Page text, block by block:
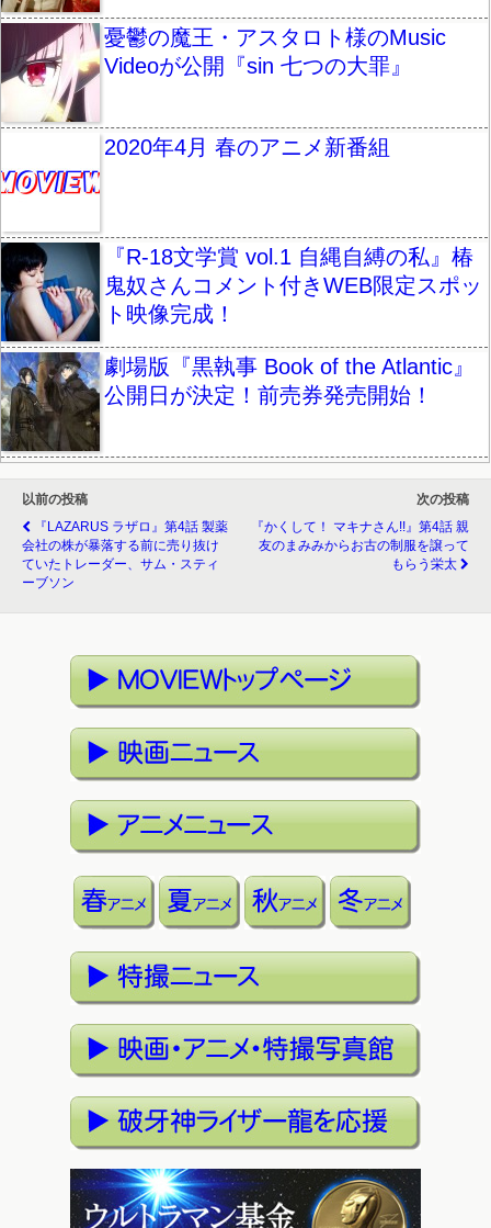
憂鬱の魔王・アスタロト様のMusic
Videoが公開『sin 七つの大罪』
2020年4月 春のアニメ新番組
『R-18文学賞 vol.1 自縄自縛の私』椿
鬼奴さんコメント付きWEB限定スポッ
ト映像完成！
劇場版『黒執事 Book of the Atlantic』
公開日が決定！前売券発売開始！
以前の投稿
『LAZARUS ラザロ』第4話 製薬
会社の株が暴落する前に売り抜け
ていたトレーダー、サム・スティ
ーブソン
次の投稿
『かくして！ マキナさん!!』第4話 親
友のまみみからお古の制服を譲って
もらう栄太